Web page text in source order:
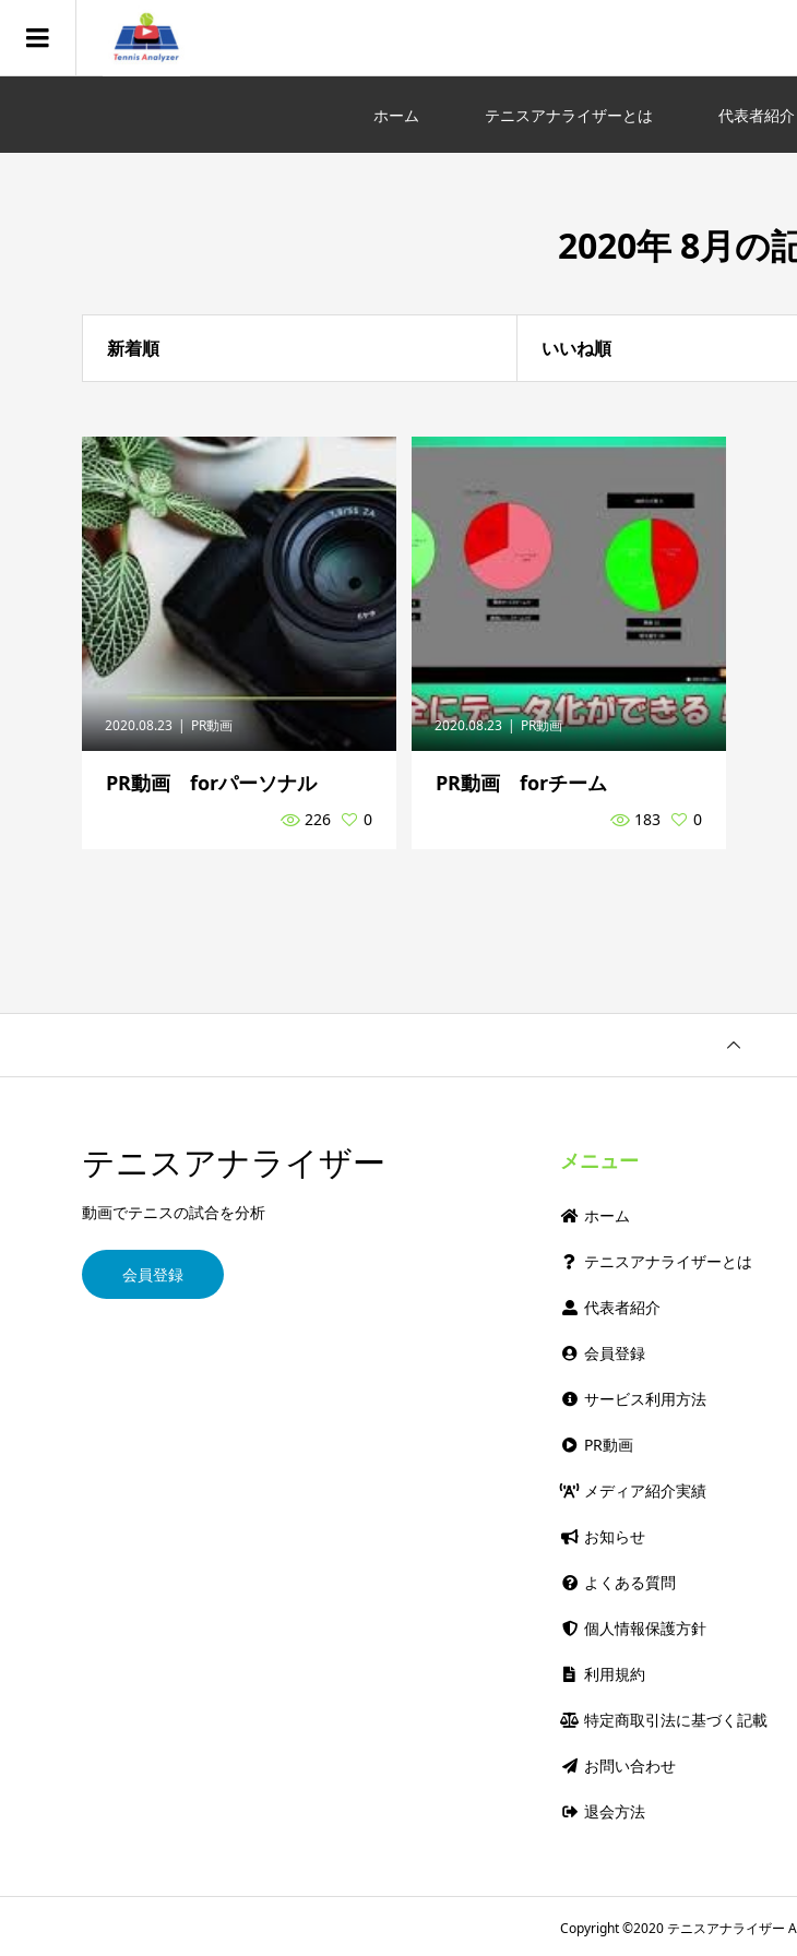
ホーム テニスアナライザーとは 代表者紹介
2020年 8月の
新着順 いいね順
2020.08.23 PR動画
PR動画 forパーソナル
226 0
2020.08.23 PR動画
PR動画 forチーム
183 0
テニスアナライザー
動画でテニスの試合を分析
会員登録
メニュー
ホーム
テニスアナライザーとは
代表者紹介
会員登録
サービス利用方法
PR動画
メディア紹介実績
お知らせ
よくある質問
個人情報保護方針
利用規約
特定商取引法に基づく記載
お問い合わせ
退会方法
Copyright ©2020 ︎テニスアナライザー